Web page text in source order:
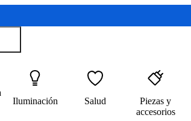
Iluminación Salud
Piezas y
accesorios